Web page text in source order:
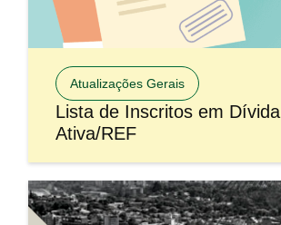
Atualizações Gerais
Lista de Inscritos em Dívida
Ativa/REF